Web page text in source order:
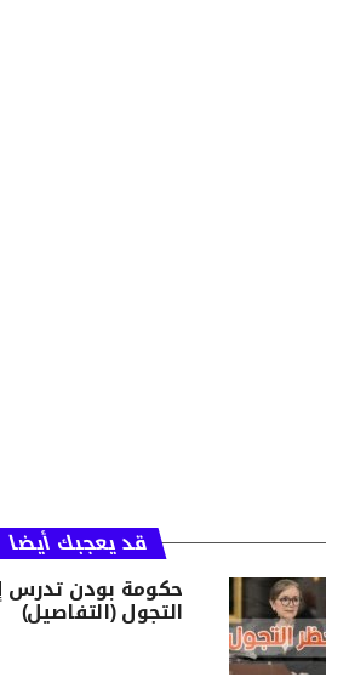
قد يعجبك أيضا
حكومة بودن تدرس
التجول (التفاصيل)